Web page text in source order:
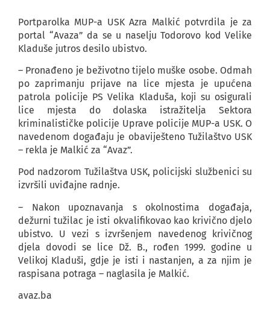
Portparolka MUP-a USK Azra Malkić potvrdila je za
portal “Avaza” da se u naselju Todorovo kod Velike
Kladuše jutros desilo ubistvo.
– Pronađeno je beživotno tijelo muške osobe. Odmah
po zaprimanju prijave na lice mjesta je upućena
patrola policije PS Velika Kladuša, koji su osigurali
lice mjesta do dolaska istražitelja Sektora
kriminalističke policije Uprave policije MUP-a USK. O
navedenom događaju je obaviješteno Tužilaštvo USK
– rekla je Malkić za “Avaz”.
Pod nadzorom Tužilaštva USK, policijski službenici su
izvršili uviđajne radnje.
– Nakon upoznavanja s okolnostima događaja,
dežurni tužilac je isti okvalifikovao kao krivično djelo
ubistvo. U vezi s izvršenjem navedenog krivičnog
djela dovodi se lice Dž. B., rođen 1999. godine u
Velikoj Kladuši, gdje je isti i nastanjen, a za njim je
raspisana potraga – naglasila je Malkić.
avaz.ba